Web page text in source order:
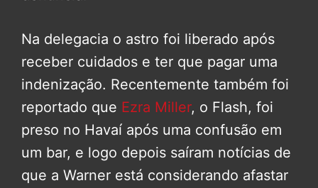
Na delegacia o astro foi liberado após
receber cuidados e ter que pagar uma
indenização. Recentemente também foi
reportado que Ezra Miller, o Flash, foi
preso no Havaí após uma confusão em
um bar, e logo depois saíram notícias de
que a Warner está considerando afastar